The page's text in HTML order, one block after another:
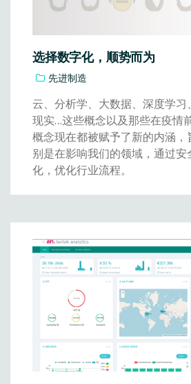
选择数字化，顺势而为
先进制造
云、分析学、大数据、深度学
现实…这些概念以及那些在疫情
概念现在都被赋予了新的内涵
别是在影响我们的领域，通过
化，优化行业流程。